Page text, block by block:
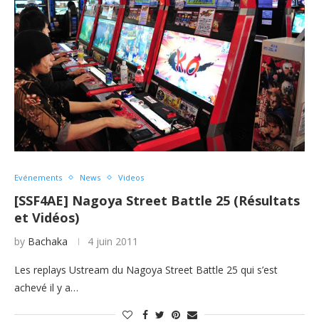
Evénements News Videos
[SSF4AE] Nagoya Street Battle 25 (Résultats
et Vidéos)
by Bachaka 4 juin 2011
Les replays Ustream du Nagoya Street Battle 25 qui s’est
achevé il y a…